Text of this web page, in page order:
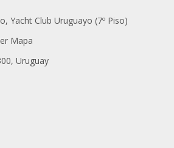
Yacht Club Uruguayo (7º Piso)
Mapa
Uruguay